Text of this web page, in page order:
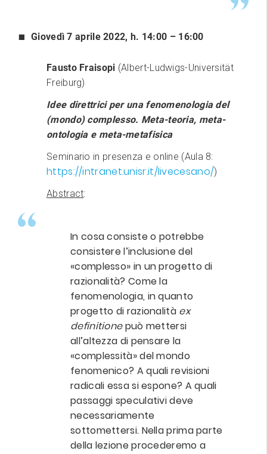
Giovedì 7 aprile 2022, h. 14:00 – 16:00
Fausto Fraisopi (Albert-Ludwigs-Universität
Freiburg)
Idee direttrici per una fenomenologia del
(mondo) complesso. Meta-teoria, meta-
ontologia e meta-metafisica
Seminario in presenza e online (Aula 8:
https://intranet.unisr.it/livecesano/)
Abstract:
In cosa consiste o potrebbe
consistere l’inclusione del
«complesso» in un progetto di
razionalità? Come la
fenomenologia, in quanto
progetto di razionalità ex
definitionepuò mettersi
all’altezza di pensare la
«complessità» del mondo
fenomenico? A quali revisioni
radicali essa si espone? A quali
passaggi speculativi deve
necessariamente
sottomettersi. Nella prima parte
della lezione procederemo a